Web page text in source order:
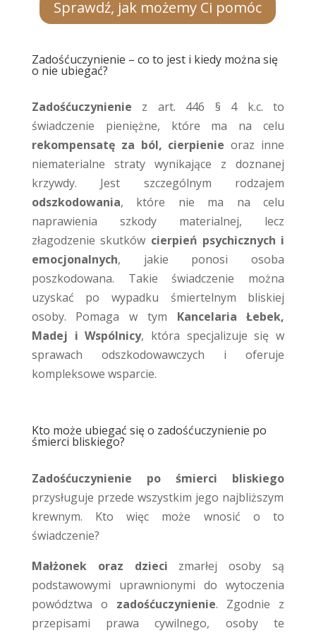
Sprawdź, jak możemy Ci pomóc
Zadośćuczynienie – co to jest i kiedy można się
o nie ubiegać?
Zadośćuczynienie z art. 446 § 4 k.c. to
świadczenie pieniężne, które ma na celu
rekompensatę za ból, cierpienie oraz inne
niematerialne straty wynikające z doznanej
krzywdy. Jest szczególnym rodzajem
odszkodowania, które nie ma na celu
naprawienia szkody materialnej, lecz
złagodzenie skutków cierpień psychicznych i
emocjonalnych, jakie ponosi osoba
poszkodowana. Takie świadczenie można
uzyskać po wypadku śmiertelnym bliskiej
osoby. Pomaga w tym Kancelaria Łebek,
Madej i Wspólnicy, która specjalizuje się w
sprawach odszkodowawczych i oferuje
kompleksowe wsparcie.
Kto może ubiegać się o zadośćuczynienie po
śmierci bliskiego?
Zadośćuczynienie po śmierci bliskiego
przysługuje przede wszystkim jego najbliższym
krewnym. Kto więc może wnosić o to
świadczenie?
Małżonek oraz dzieci zmarłej osoby są
podstawowymi uprawnionymi do wytoczenia
powództwa o zadośćuczynienie. Zgodnie z
przepisami prawa cywilnego, osoby te